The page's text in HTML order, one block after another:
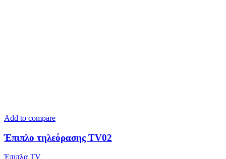
Add to compare
Έπιπλο τηλεόρασης TV02
Έπιπλα TV